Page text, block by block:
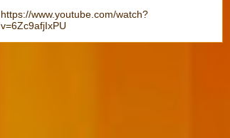
https://www.youtube.com/watch?
v=6Zc9afjIxPU